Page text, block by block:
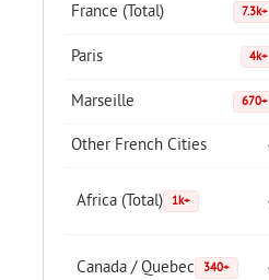
France (Total) 7.3k+
Paris 4k+
Marseille 670+
Other French Cities
Africa (Total) 1k+
Canada / Quebec 340+